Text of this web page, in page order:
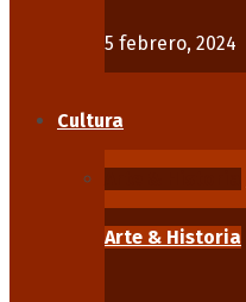
5 febrero, 2024
Cultura
Arte & Historia